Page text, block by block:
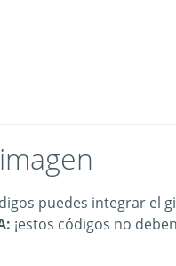
puedes integrar el
¡estos códigos no